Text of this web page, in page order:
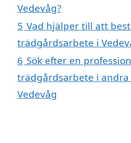
Vedevåg?
5 Vad hjälper till att
trädgårdsarbete i
6 Sök efter en
trädgårdsarbete i andra
Vedevåg